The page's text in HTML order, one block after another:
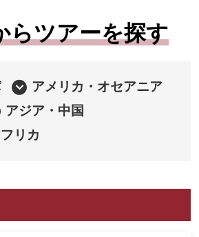
らツアーを探す
アメリカ・オセアニア
アジア・中国
リカ